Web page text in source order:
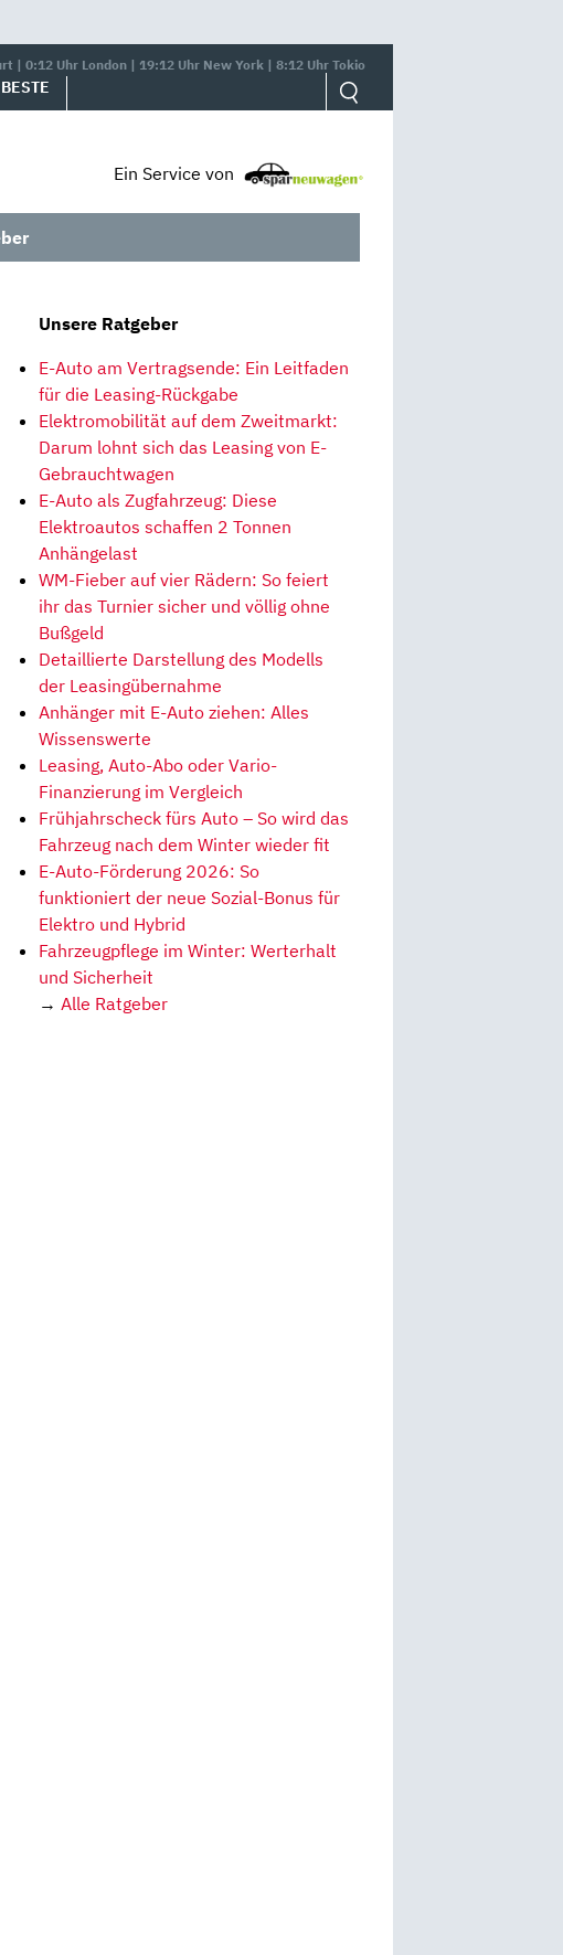
| 0:12 Uhr London | 19:12 Uhr New York | 8:12 Uhr Tokio
Ein Service von
Unsere Ratgeber
E-Auto am Vertragsende: Ein Leitfaden
für die Leasing-Rückgabe
Elektromobilität auf dem Zweitmarkt:
Darum lohnt sich das Leasing von E-
Gebrauchtwagen
E-Auto als Zugfahrzeug: Diese
Elektroautos schaffen 2 Tonnen
Anhängelast
WM-Fieber auf vier Rädern: So feiert
ihr das Turnier sicher und völlig ohne
Bußgeld
Detaillierte Darstellung des Modells
der Leasingübernahme
Anhänger mit E-Auto ziehen: Alles
Wissenswerte
Leasing, Auto-Abo oder Vario-
Finanzierung im Vergleich
Frühjahrscheck fürs Auto – So wird das
Fahrzeug nach dem Winter wieder fit
E-Auto-Förderung 2026: So
funktioniert der neue Sozial-Bonus für
Elektro und Hybrid
Fahrzeugpflege im Winter: Werterhalt
und Sicherheit
→ Alle Ratgeber